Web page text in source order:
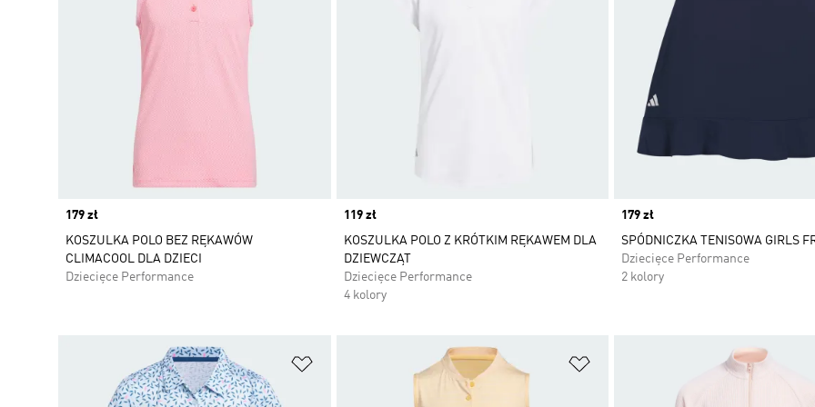
Price
179 zł
KOSZULKA POLO BEZ RĘKAWÓW
CLIMACOOL DLA DZIECI
Dziecięce Performance
Price
119 zł
KOSZULKA POLO Z KRÓTKIM RĘKAWEM DLA
DZIEWCZĄT
Dziecięce Performance
4 kolory
Price
179 zł
SPÓDNICZKA TENISOWA GIRLS
Dziecięce Performance
2 kolory
Dodaj do listy życzeń Dodaj do listy życzeń